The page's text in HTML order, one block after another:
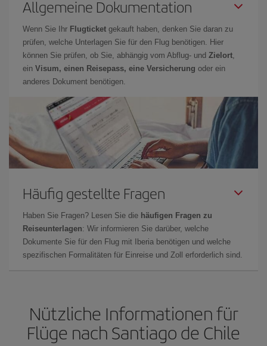
Allgemeine Dokumentation
Wenn Sie Ihr Flugticket gekauft haben, denken Sie daran zu
prüfen, welche Unterlagen Sie für den Flug benötigen. Hier
können Sie prüfen, ob Sie, abhängig vom Abflug- und Zielort,
ein Visum, einen Reisepass, eine Versicherung oder ein
anderes Dokument benötigen.
Häufig gestellte Fragen
Haben Sie Fragen? Lesen Sie die häufigen Fragen zu
Reiseunterlagen: Wir informieren Sie darüber, welche
Dokumente Sie für den Flug mit Iberia benötigen und welche
spezifischen Formalitäten für Einreise und Zoll erforderlich sind.
Nützliche Informationen für
Flüge nach Santiago de Chile